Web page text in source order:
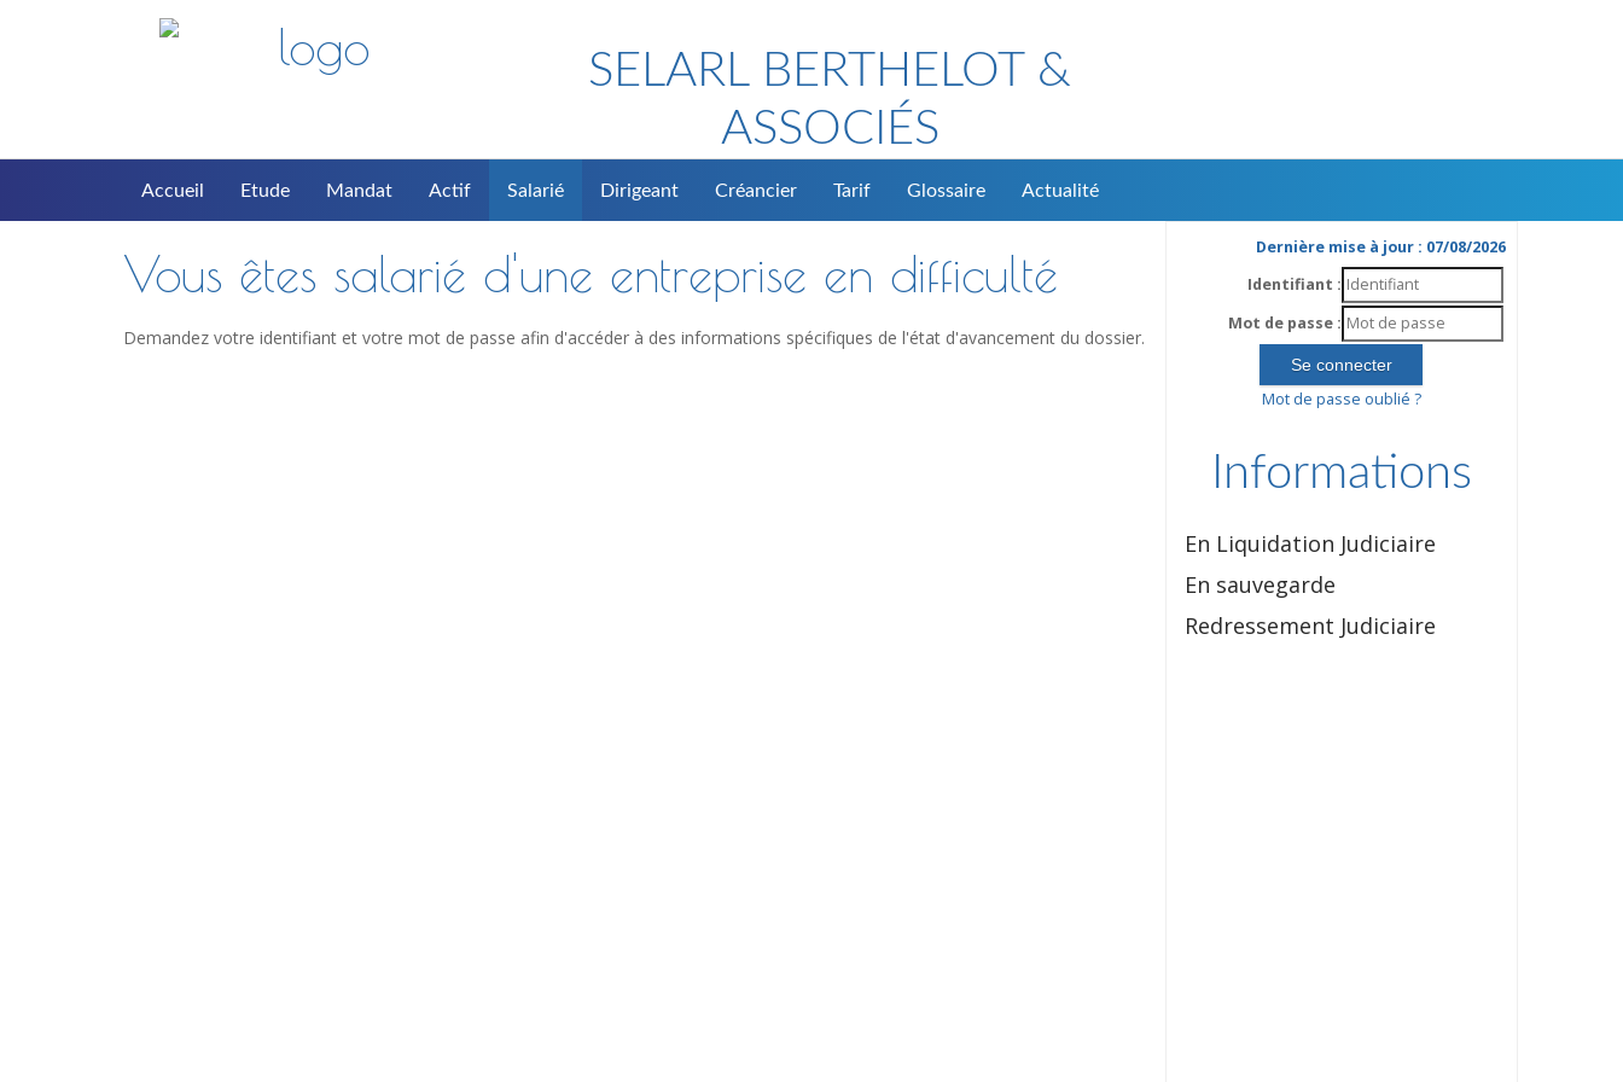
SELARL BERTHELOT &
ASSOCIÉS
Accueil Etude Mandat Actif Salarié Dirigeant Créancier Tarif Glossaire Actualité
Vous êtes salarié d'une entreprise en difficulté
Demandez votre identifiant et votre mot de passe afin d'accéder à des informations spécifiques de l'état d'avancement du dossier.
Dernière mise à jour : 07/08/2026
Identifiant :
Mot de passe :
Mot de passe oublié ?
Informations
En Liquidation Judiciaire
En sauvegarde
Redressement Judiciaire